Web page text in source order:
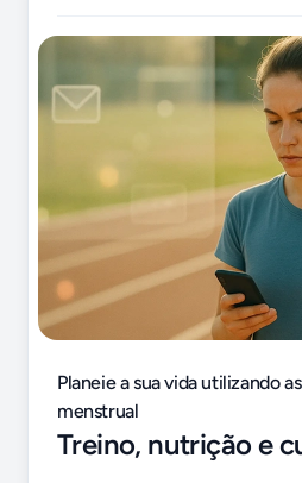
Planeie a sua vida utilizando
menstrual
Treino, nutrição e